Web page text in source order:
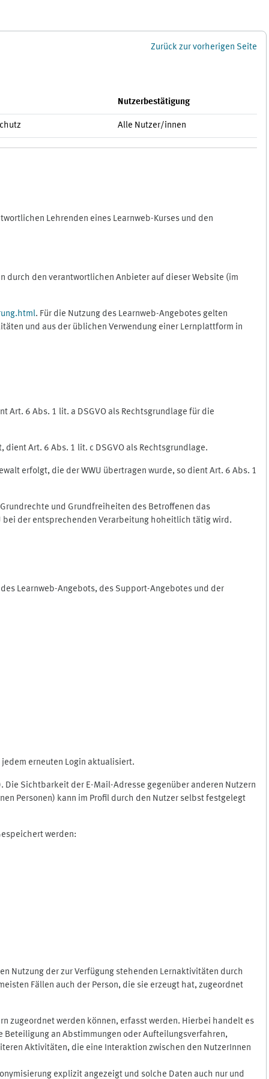
Zurück zur vorherigen Seite
Nutzerbestätigung
Alle Nutzer/innen
Lehrenden eines Learnweb-Kurses und den
durch den verantwortlichen Anbieter auf dieser Website (im
. Für die Nutzung des Learnweb-Angebotes gelten
und aus der üblichen Verwendung einer Lernplattform in
6 Abs. 1 lit. a DSGVO als Rechtsgrundlage für die
Art. 6 Abs. 1 lit. c DSGVO als Rechtsgrundlage.
erfolgt, die der WWU übertragen wurde, so dient Art. 6 Abs. 1
und Grundfreiheiten des Betroffenen das
bei der entsprechenden Verarbeitung hoheitlich tätig wird.
Learnweb-Angebots, des Support-Angebotes und der
erneuten Login aktualisiert.
Sichtbarkeit der E-Mail-Adresse gegenüber anderen Nutzern
Personen) kann im Profil durch den Nutzer selbst festgelegt
werden:
Nutzung der zur Verfügung stehenden Lernaktivitäten durch
Fällen auch der Person, die sie erzeugt hat, zugeordnet
zugeordnet werden können, erfasst werden. Hierbei handelt es
an Abstimmungen oder Aufteilungsverfahren,
Aktivitäten, die eine Interaktion zwischen den NutzerInnen
explizit angezeigt und solche Daten auch nur und